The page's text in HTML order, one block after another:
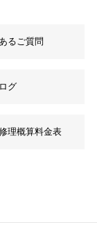
るご質問
グ
理概算料金表